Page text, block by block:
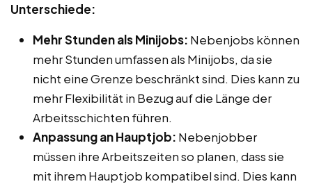
Unterschiede:
Mehr Stunden als Minijobs: Nebenjobs können
mehr Stunden umfassen als Minijobs, da sie
nicht eine Grenze beschränkt sind. Dies kann zu
mehr Flexibilität in Bezug auf die Länge der
Arbeitsschichten führen.
Anpassung an Hauptjob: Nebenjobber
müssen ihre Arbeitszeiten so planen, dass sie
mit ihrem Hauptjob kompatibel sind. Dies kann